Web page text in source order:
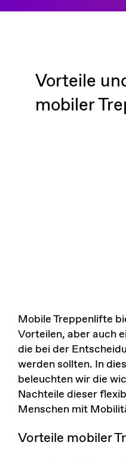
Vorteile
mobiler
Mobile Treppenlifte
Vorteilen, aber auch
die bei der
werden sollten. In
beleuchten wir die
Nachteile dieser
Menschen mit
Vorteile mobiler